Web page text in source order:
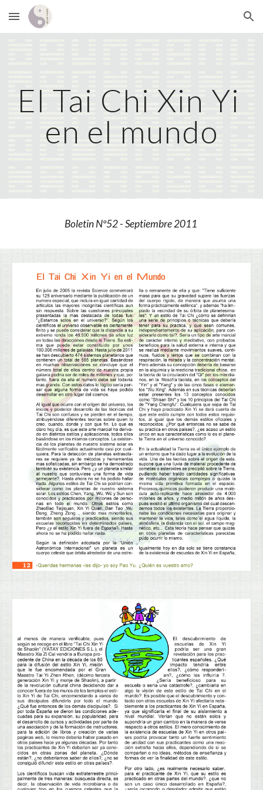
Skip to main content Skip to navigation
El Tai Chi Xin Yi
en el mundo
Boletin Nº52 - Septiembre 2011